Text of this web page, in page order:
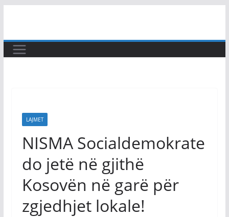
content
LAJMET
NISMA Socialdemokrate
do jetë në gjithë
Kosovën në garë për
zgjedhjet lokale!